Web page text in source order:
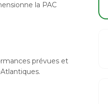
la PAC
prévues et